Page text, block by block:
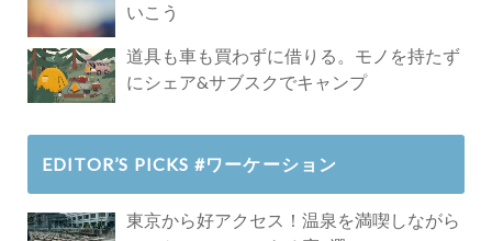
いこう
道具も車も買わずに借りる。モノを持たず
にシェア&サブスクでキャンプ
EDITOR’S PICKS #ワーケーション
東京から好アクセス！温泉を満喫しながら